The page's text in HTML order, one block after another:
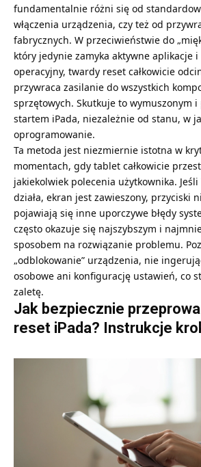
fundamentalnie różni się od
włączenia urządzenia, czy też od
fabrycznych. W przeciwieństwie do
który jedynie zamyka aktywne aplikacje
operacyjny, twardy reset całkowicie
przywraca zasilanie do wszystkich
sprzętowych. Skutkuje to wymuszonym i
startem iPada, niezależnie od stanu, w
oprogramowanie.
Ta metoda jest niezmiernie istotna w
momentach, gdy tablet całkowicie
jakiekolwiek polecenia użytkownika. Jeśli
działa, ekran jest zawieszony, przyciski
pojawiają się inne uporczywe błędy
często okazuje się najszybszym i
sposobem na rozwiązanie problemu.
„odblokowanie” urządzenia, nie
osobowe ani konfigurację ustawień, co
zaletę.
Jak bezpiecznie
reset iPada? Instrukcje